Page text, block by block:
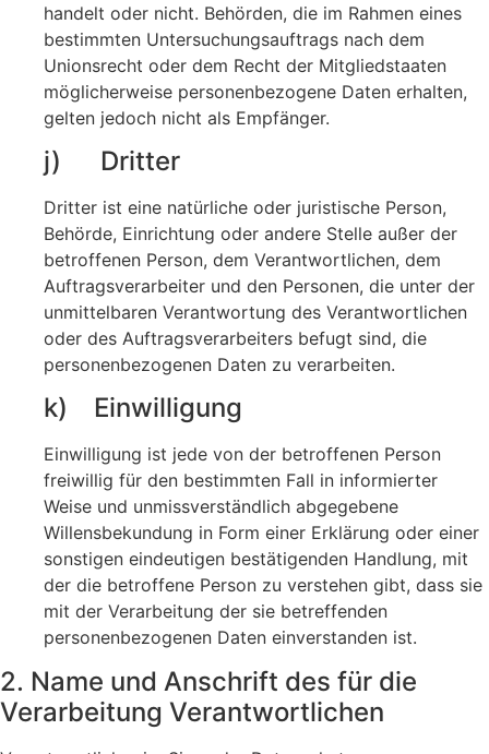
handelt oder nicht. Behörden, die im Rahmen eines
bestimmten Untersuchungsauftrags nach dem
Unionsrecht oder dem Recht der Mitgliedstaaten
möglicherweise personenbezogene Daten erhalten,
gelten jedoch nicht als Empfänger.
j) Dritter
Dritter ist eine natürliche oder juristische Person,
Behörde, Einrichtung oder andere Stelle außer der
betroffenen Person, dem Verantwortlichen, dem
Auftragsverarbeiter und den Personen, die unter der
unmittelbaren Verantwortung des Verantwortlichen
oder des Auftragsverarbeiters befugt sind, die
personenbezogenen Daten zu verarbeiten.
k) Einwilligung
Einwilligung ist jede von der betroffenen Person
freiwillig für den bestimmten Fall in informierter
Weise und unmissverständlich abgegebene
Willensbekundung in Form einer Erklärung oder einer
sonstigen eindeutigen bestätigenden Handlung, mit
der die betroffene Person zu verstehen gibt, dass sie
mit der Verarbeitung der sie betreffenden
personenbezogenen Daten einverstanden ist.
2. Name und Anschrift des für die
Verarbeitung Verantwortlichen